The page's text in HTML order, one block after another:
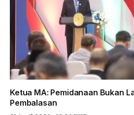
Ketua MA: Pemidanaan Bukan
Pembalasan